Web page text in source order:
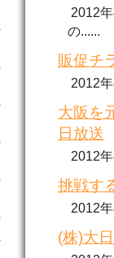
2012
の......
販促チ
2012
大阪を
日放送
2012
挑戦す
2012
(株)大